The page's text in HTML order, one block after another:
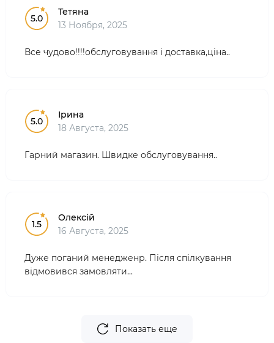
5.0
Тетяна
13 Ноября, 2025
Все чудово!!!!обслуговування і доставка,ціна..
5.0
Ірина
18 Августа, 2025
Гарний магазин. Швидке обслуговування..
1.5
Олексій
16 Августа, 2025
Дуже поганий менедженр. Після спілкування
відмовився замовляти...
Показать еще